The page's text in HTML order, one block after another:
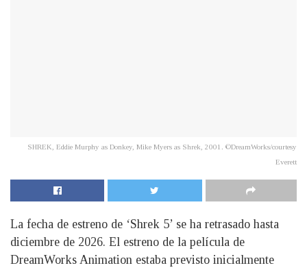
SHREK, Eddie Murphy as Donkey, Mike Myers as Shrek, 2001. ©DreamWorks/courtesy
Everett
La fecha de estreno de ‘Shrek 5’ se ha retrasado hasta
diciembre de 2026. El estreno de la película de
DreamWorks Animation estaba previsto inicialmente